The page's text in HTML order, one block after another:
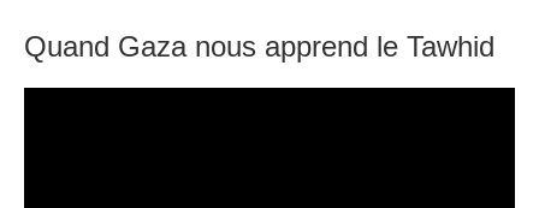
Quand Gaza nous apprend le Tawhid